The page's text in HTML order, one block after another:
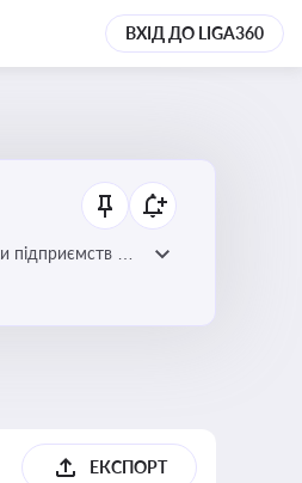
ВХІД ДО LIGA360
та
ЕКСПОРТ